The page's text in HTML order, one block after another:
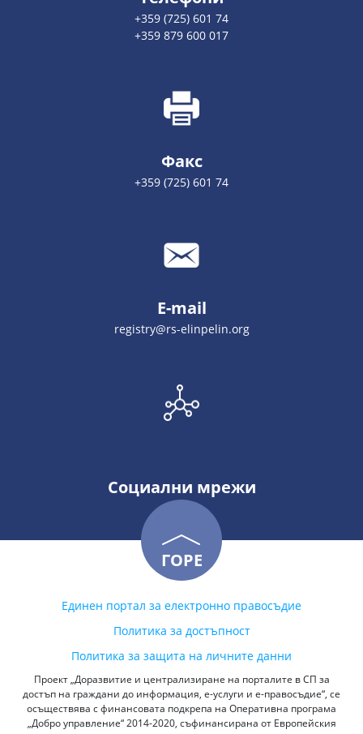
+359 (725) 601 74
+359 879 600 017
Факс
+359 (725) 601 74
E-mail
registry@rs-elinpelin.org
Социални мрежи
ГОРЕ
Единен портал за електронно правосъдие
Политика за достъпност
Политика за защита на личните данни
Проект „Доразвитие и централизиране на порталите в СП за
достъп на граждани до информация, е-услуги и е-правосъдие“, се
осъществява с финансовата подкрепа на Оперативна програма
„Добро управление“ 2014-2020, съфинансирана от Европейския